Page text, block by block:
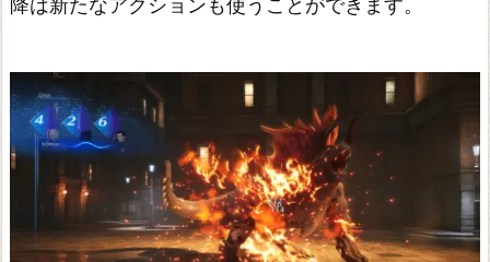
降は新たなアクションも使うことができます。